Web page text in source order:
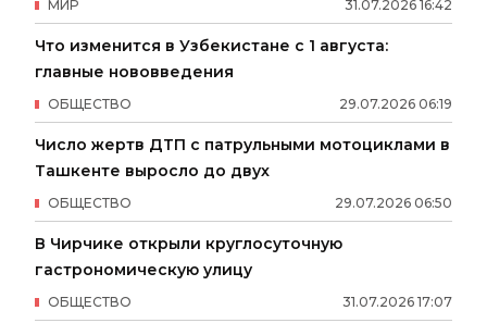
31.07.2026 16:42
МИР
Что изменится в Узбекистане с 1 августа:
главные нововведения
29.07.2026 06:19
ОБЩЕСТВО
Число жертв ДТП с патрульными мотоциклами в
Ташкенте выросло до двух
29.07.2026 06:50
ОБЩЕСТВО
В Чирчике открыли круглосуточную
гастрономическую улицу
31.07.2026 17:07
ОБЩЕСТВО